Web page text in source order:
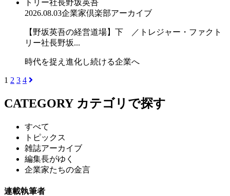
2026.08.03企業家倶楽部アーカイブ
【野坂英吾の経営道場】下 ／トレジャー・ファクト
リー社長野坂...
時代を捉え進化し続ける企業へ
1 2 3 4
CATEGORY カテゴリで探す
すべて
トピックス
雑誌アーカイブ
編集長がゆく
企業家たちの金言
連載執筆者